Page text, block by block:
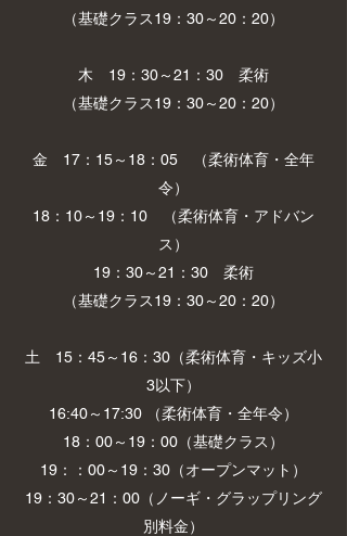
（基礎クラス19：30～20：20）
木 19：30～21：30 柔術
（基礎クラス19：30～20：20）
金 17：15～18：05 （柔術体育・全年
令）
​18：10～19：10 （柔術体育・アドバン
ス）
19：30～21：30 柔術
（基礎クラス19：30～20：20）
土 ​15：45～16：30（柔術体育・キッズ小
3以下）
16:40～17:30 （柔術体育・全年令）
18：00～19：00（基礎クラス）​
​19：：00～19：30（オープンマット）
​​19：30～21：00（ノーギ・グラップリング
別料金）